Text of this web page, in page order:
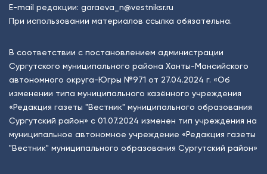
E-mail редакции: garaeva_n@vestniksr.ru
При использовании материалов ссылка обязательна.
В соответствии с постановлением администрации
Сургутского муниципального района Ханты-Мансийского
автономного округа-Югры №971 от 27.04.2024 г. «Об
изменении типа муниципального казённого учреждения
«Редакция газеты "Вестник" муниципального образования
Сургутский район» с 01.07.2024 изменен тип учреждения на
муниципальное автономное учреждение «Редакция газеты
"Вестник" муниципального образования Сургутский район»